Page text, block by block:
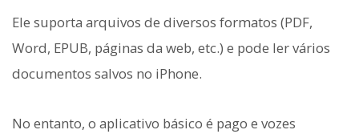
Ele suporta arquivos de diversos formatos (PDF,
Word, EPUB, páginas da web, etc.) e pode ler vários
documentos salvos no iPhone.
No entanto, o aplicativo básico é pago e vozes